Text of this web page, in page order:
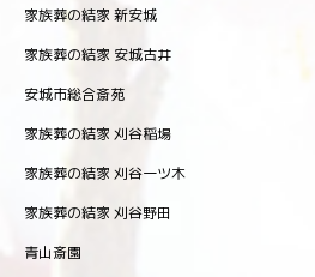
家族葬の結家 新安城
家族葬の結家 安城古井
安城市総合斎苑
家族葬の結家 刈谷稲場
家族葬の結家 刈谷一ツ木
家族葬の結家 刈谷野田
青山斎園